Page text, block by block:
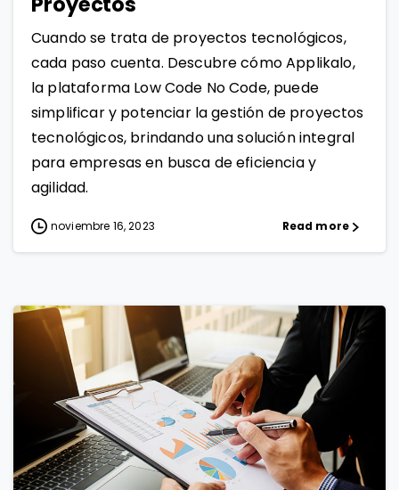
Cuando se trata de proyectos tecnológicos,
cada paso cuenta. Descubre cómo Applikalo,
la plataforma Low Code No Code, puede
simplificar y potenciar la gestión de proyectos
tecnológicos, brindando una solución integral
para empresas en busca de eficiencia y
agilidad.
noviembre 16, 2023 Read more